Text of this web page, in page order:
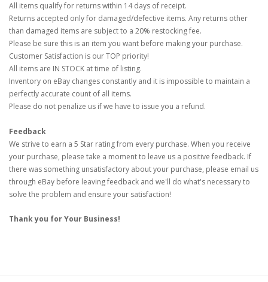
All items qualify for returns within 14 days of receipt.
Returns accepted only for damaged/defective items. Any returns other
than damaged items are subject to a 20% restocking fee.
Please be sure this is an item you want before making your purchase.
Customer Satisfaction is our TOP priority!
All items are IN STOCK at time of listing.
Inventory on eBay changes constantly and it is impossible to maintain a
perfectly accurate count of all items.
Please do not penalize us if we have to issue you a refund.
Feedback
We strive to earn a 5 Star rating from every purchase. When you receive
your purchase, please take a moment to leave us a positive feedback. If
there was something unsatisfactory about your purchase, please email us
through eBay before leaving feedback and we'll do what's necessary to
solve the problem and ensure your satisfaction!
Thank you for Your Business!